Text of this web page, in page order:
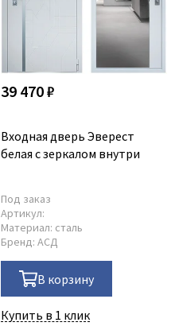
39 470 ₽
Входная дверь Эверест
белая с зеркалом внутри
Под заказ
Артикул:
Материал: сталь
Бренд: АСД
В корзину
Купить в 1 клик